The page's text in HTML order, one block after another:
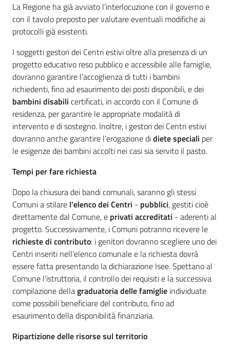
La Regione ha già avviato l’interlocuzione con il governo e
con il tavolo preposto per valutare eventuali modifiche ai
protocolli già esistenti.
I soggetti gestori dei Centri estivi oltre alla presenza di un
progetto educativo reso pubblico e accessibile alle famiglie,
dovranno garantire l’accoglienza di tutti i bambini
richiedenti, fino ad esaurimento dei posti disponibili, e dei
bambini disabili certificati, in accordo con il Comune di
residenza, per garantire le appropriate modalità di
intervento e di sostegno. Inoltre, i gestori dei Centri estivi
dovranno anche garantire l’erogazione didiete speciali per
le esigenze dei bambini accolti nei casi sia servito il pasto.
Tempi per fare richiesta
Dopo la chiusura dei bandi comunali, saranno gli stessi
Comuni a stilare l'elenco dei Centri - pubblici, gestiti cioè
direttamente dal Comune, e privati accreditati - aderenti al
progetto. Successivamente, i Comuni potranno ricevere le
richieste di contributo: i genitori dovranno scegliere uno dei
Centri inseriti nell’elenco comunale e la richiesta dovrà
essere fatta presentando la dichiarazione Isee. Spettano al
Comune l’istruttoria, il controllo dei requisiti e la successiva
compilazione dellagraduatoria delle famiglie individuate
come possibili beneficiare del contributo, fino ad
esaurimento della disponibilità finanziaria.
Ripartizione delle risorse sul territorio